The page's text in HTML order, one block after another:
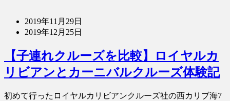
2019年11月29日
2019年12月25日
【子連れクルーズを比較】ロイヤルカ
リビアンとカーニバルクルーズ体験記
初めて行ったロイヤルカリビアンクルーズ社の西カリブ海7